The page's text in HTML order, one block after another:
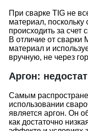
При сварке TIG не
материал, поскольку
происходить за счет
В отличие от сварки
материал и
вручную, не через
Аргон:
Самым
использовании
является аргон. Он
как достаточно